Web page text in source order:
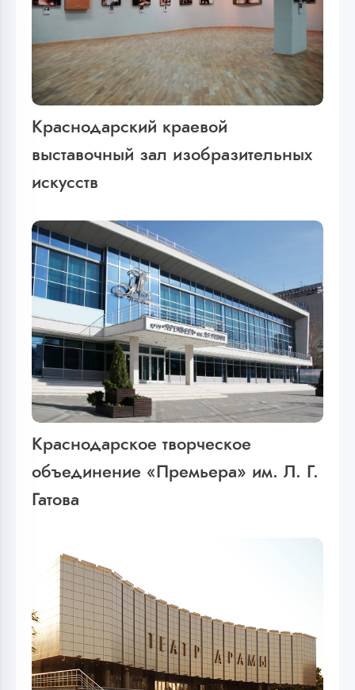
Краснодарский краевой
выставочный зал изобразительных
искусств
Краснодарское творческое
объединение «Премьера» им. Л. Г.
Гатова